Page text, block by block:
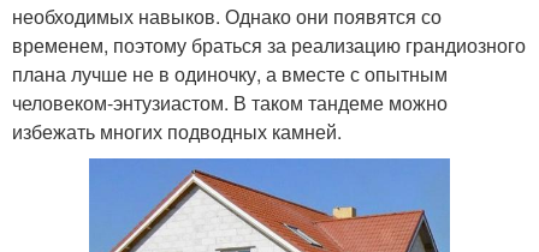
необходимых навыков. Однако они появятся со
временем, поэтому браться за реализацию грандиозного
плана лучше не в одиночку, а вместе с опытным
человеком-энтузиастом. В таком тандеме можно
избежать многих подводных камней.